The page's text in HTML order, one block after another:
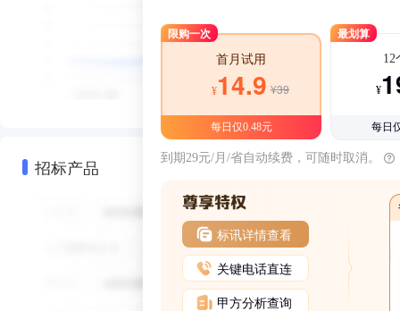
招标产品
限购一次
首月试用
¥14.9 ¥39
每日仅0.48元
最划算
12
¥
每日
到期29元/月/省自动续费，可随时取消。
标讯详情查看
关键电话直连
甲方分析查询